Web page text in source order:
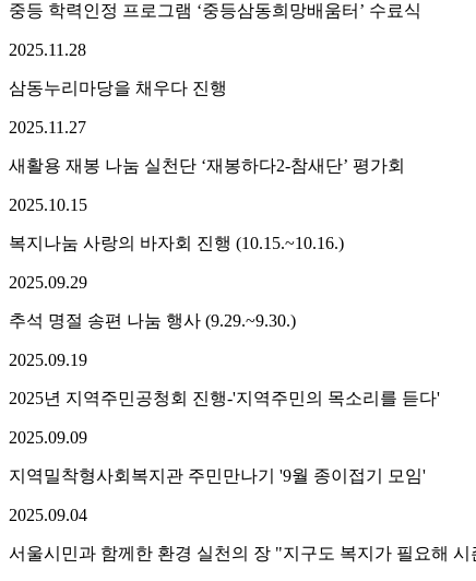
중등 학력인정 프로그램 ‘중등삼동희망배움터’ 수료식
2025.11.28
삼동누리마당을 채우다 진행
2025.11.27
새활용 재봉 나눔 실천단 ‘재봉하다2-참새단’ 평가회
2025.10.15
복지나눔 사랑의 바자회 진행 (10.15.~10.16.)
2025.09.29
추석 명절 송편 나눔 행사 (9.29.~9.30.)
2025.09.19
2025년 지역주민공청회 진행-'지역주민의 목소리를 듣다'
2025.09.09
지역밀착형사회복지관 주민만나기 '9월 종이접기 모임'
2025.09.04
서울시민과 함께한 환경 실천의 장 "지구도 복지가 필요해 시